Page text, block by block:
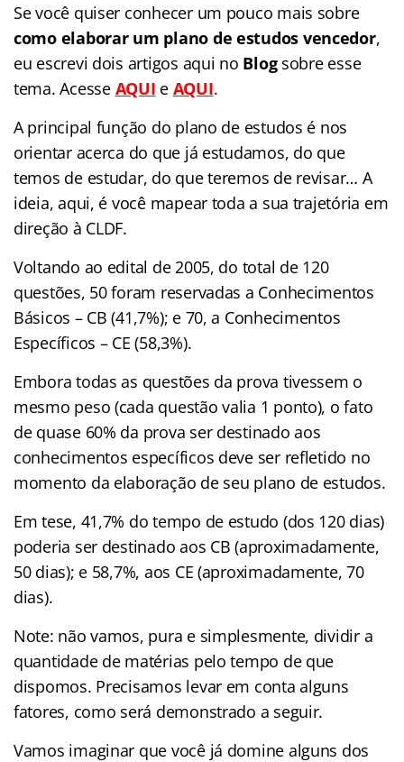
Se você quiser conhecer um pouco mais sobre
como elaborar um plano de estudos vencedor,
eu escrevi dois artigos aqui no Blogsobre esse
tema. Acesse AQUI e AQUI.
A principal função do plano de estudos é nos
orientar acerca do que já estudamos, do que
temos de estudar, do que teremos de revisar… A
ideia, aqui, é você mapear toda a sua trajetória em
direção à CLDF.
Voltando ao edital de 2005, do total de 120
questões, 50 foram reservadas a Conhecimentos
Básicos – CB (41,7%); e 70, a Conhecimentos
Específicos – CE (58,3%).
Embora todas as questões da prova tivessem o
mesmo peso (cada questão valia 1 ponto), o fato
de quase 60% da prova ser destinado aos
conhecimentos específicos deve ser refletido no
momento da elaboração de seu plano de estudos.
Em tese, 41,7% do tempo de estudo (dos 120 dias)
poderia ser destinado aos CB (aproximadamente,
50 dias); e 58,7%, aos CE (aproximadamente, 70
dias).
Note: não vamos, pura e simplesmente, dividir a
quantidade de matérias pelo tempo de que
dispomos. Precisamos levar em conta alguns
fatores, como será demonstrado a seguir.
Vamos imaginar que você já domine alguns dos